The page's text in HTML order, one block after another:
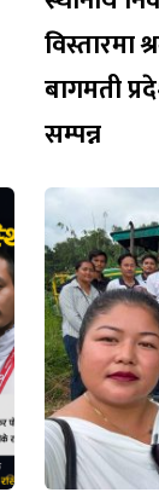
विस्तारमा
बागमती
सम्पन्न